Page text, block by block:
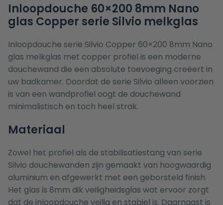
Inloopdouche 60×200 8mm Nano
glas Copper serie Silvio melkglas
Inloopdouche serie Silvio Copper 60×200 8mm Nano
glas melkglas met copper profiel is een moderne
douchewand die een absolute toevoeging creëert in
uw badkamer. Doordat de serie Silvio alleen voorzien
is van een wandprofiel oogt de douchewand
minimalistisch en toch heel strak.
Materiaal
Zowel het profiel als de stabilisatiestang van serie
Silvio douchewanden zijn gemaakt van hoogwaardig
aluminium en afgewerkt met een geborsteld finish.
Het glas is 8mm dik veiligheidsglas wat ervoor zorgt
dat de inloopdouche veilig en stabiel is. Daarnaast is